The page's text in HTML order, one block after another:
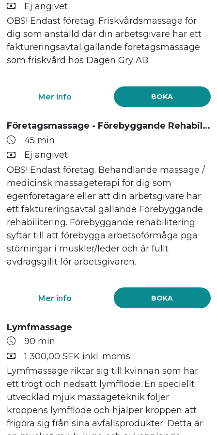
Ej angivet
OBS! Endast företag. Friskvårdsmassage för
dig som anställd där din arbetsgivare har ett
faktureringsavtal gällande företagsmassage
som friskvård hos Dagen Gry AB.
BOKA
Mer info
Företagsmassage - Förebyggande Rehabilitering
45 min
Ej angivet
OBS! Endast företag. Behandlande massage /
medicinsk massageterapi för dig som
egenföretagare eller att din arbetsgivare har
ett faktureringsavtal gällande Förebyggande
rehabilitering. Förebyggande rehabilitering
syftar till att förebygga arbetsoförmåga pga
störningar i muskler/leder och är fullt
avdragsgillt för arbetsgivaren.
BOKA
Mer info
Lymfmassage
90 min
1 300,00 SEK inkl. moms
Lymfmassage riktar sig till kvinnan som har
ett trögt och nedsatt lymfflöde. En speciellt
utvecklad mjuk massageteknik följer
kroppens lymfflöde och hjälper kroppen att
frigöra sig från sina avfallsprodukter. Detta är